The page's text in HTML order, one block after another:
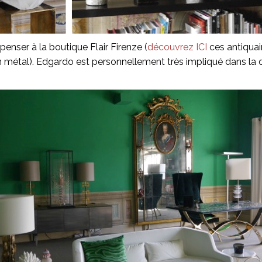
à la boutique Flair Firenze (découvrez ICI ces
Edgardo est personnellement très impliqué dans la